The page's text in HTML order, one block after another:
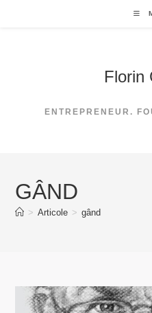
Florin
ENTREPRENEUR.
GÂND
> Articole > gând